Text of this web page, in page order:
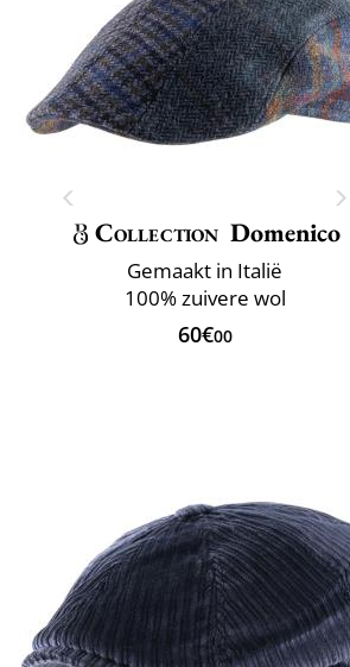
Collection Domenico
Gemaakt in Italië
100% zuivere wol
60€00